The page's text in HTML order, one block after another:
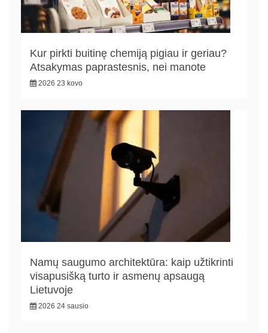
Kur pirkti buitinę chemiją pigiau ir geriau?
Atsakymas paprastesnis, nei manote
2026 23 kovo
Namų saugumo architektūra: kaip užtikrinti
visapusišką turto ir asmenų apsaugą
Lietuvoje
2026 24 sausio